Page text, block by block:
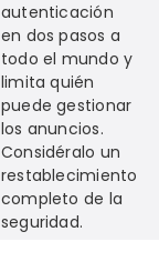
autenticación
en dos pasos a
todo el mundo y
limita quién
puede gestionar
los anuncios.
Considéralo un
restablecimiento
completo de la
seguridad.